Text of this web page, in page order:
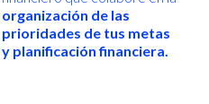
organización de las
prioridades de tus metas
y planificación financiera.